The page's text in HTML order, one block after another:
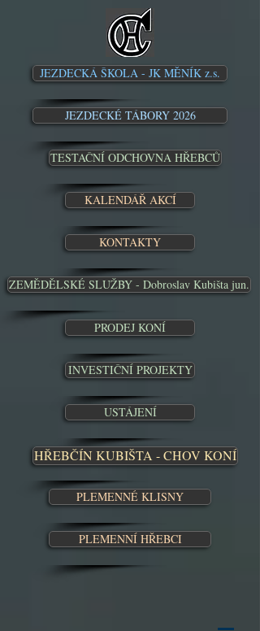
JEZDECKÁ ŠKOLA - JK MĚNÍK z.s.
JEZDECKÉ TÁBORY 2026
TESTAČNÍ ODCHOVNA HŘEBCŮ
KALENDÁŘ AKCÍ
KONTAKTY
ZEMĚDĚLSKÉ SLUŽBY - Dobroslav Kubišta jun.
PRODEJ KONÍ
INVESTIČNÍ PROJEKTY
USTÁJENÍ
HŘEBČÍN KUBIŠTA - CHOV KONÍ
PLEMENNÉ KLISNY
PLEMENNÍ HŘEBCI